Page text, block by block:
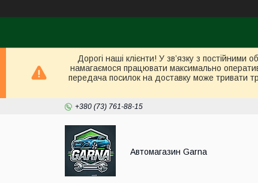
Дорогі наші клієнти! У зв’язку з
намагаємося працювати максимально
передача посилок на доставку може тривати
+380 (73) 761-88-15
Автомагазин Garna